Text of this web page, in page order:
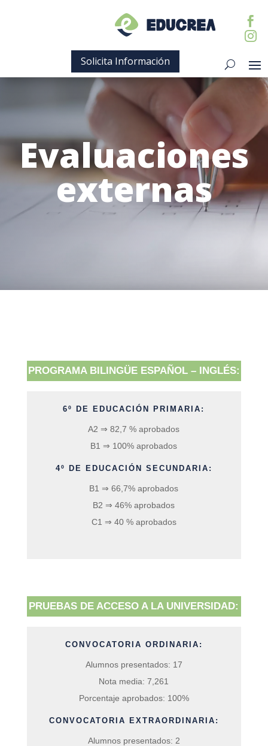
Solicita Información


Evaluaciones
externas
PROGRAMA BILINGÜE ESPAÑOL – INGLÉS:
6º DE EDUCACIÓN PRIMARIA:
A2 ⇒ 82,7 % aprobados
B1 ⇒ 100% aprobados
4º DE EDUCACIÓN SECUNDARIA:
B1 ⇒ 66,7% aprobados
B2 ⇒ 46% aprobados
C1 ⇒ 40 % aprobados
PRUEBAS DE ACCESO A LA UNIVERSIDAD:
CONVOCATORIA ORDINARIA:
Alumnos presentados: 17
Nota media: 7,261
Porcentaje aprobados: 100%
CONVOCATORIA EXTRAORDINARIA:
Alumnos presentados: 2